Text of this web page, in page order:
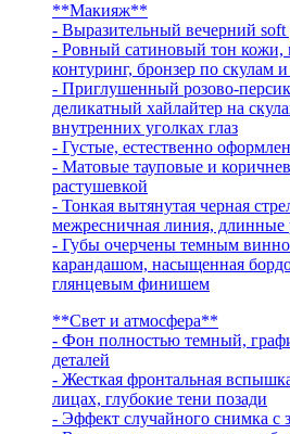
**Макияж**
- Выразительный вечерний soft
- Ровный сатиновый тон кожи,
контуринг, бронзер по скулам
- Приглушенный розово-
деликатный хайлайтер на
внутренних уголках глаз
- Густые, естественно
- Матовые тауповые и
растушевкой
- Тонкая вытянутая черная
межресничная линия, длинные
- Губы очерчены темным
карандашом, насыщенная
глянцевым финишем
**Свет и атмосфера**
- Фон полностью темный,
деталей
- Жесткая фронтальная
лицах, глубокие тени позади
- Эффект случайного снимка с